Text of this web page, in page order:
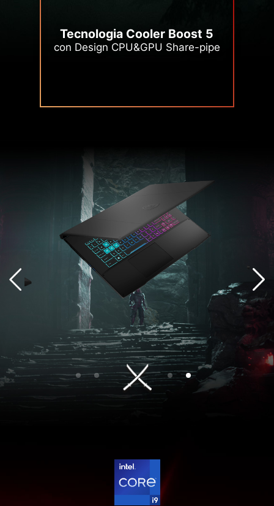
Tecnologia Cooler Boost 5
con Design CPU&GPU Share-pipe